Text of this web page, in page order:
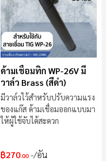
ด้ามเชื่อมทิก WP-26V มี
วาล์ว Brass (สีดำ)
มีวาล์วไว้สำหรับปรับความแรง
ของแก๊ส ด้ามเชื่อมออกแบบมา
ให้ผู้ใช้จับได้สะดวก
฿270.00 /อัน